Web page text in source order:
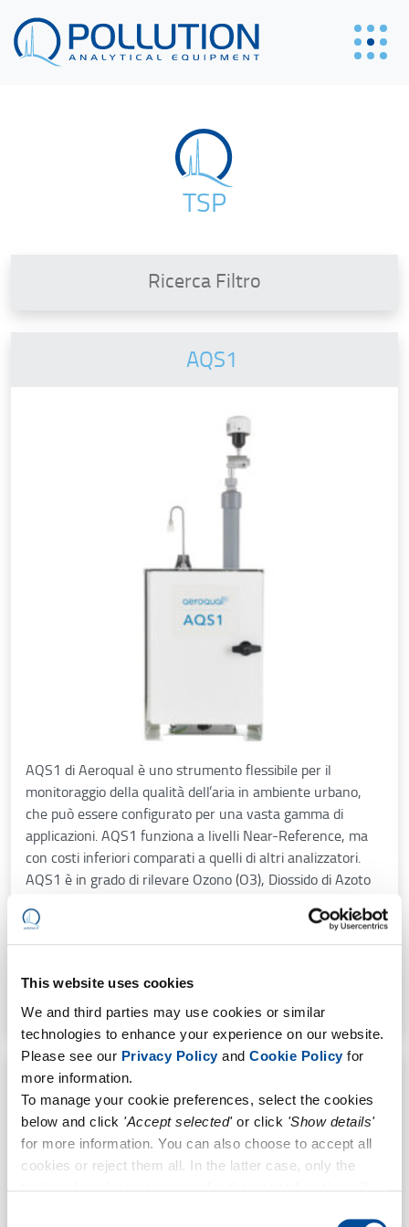
This website uses cookies
We and third parties may use cookies or similar
technologies to enhance your experience on our website.
Please see our Privacy Policyand Cookie Policyfor
more information.
To manage your cookie preferences, select the cookies
below and click 'Accept selected'or click 'Show details'
for more information. You can also choose to accept all
cookies or reject them all. In the latter case, only the
TSP
Ricerca Filtro
AQS1
AQS1 di Aeroqual è uno strumento flessibile per il
monitoraggio della qualità dell’aria in ambiente urbano,
che può essere configurato per una vasta gamma di
applicazioni. AQS1 funziona a livelli Near-Reference, ma
con costi inferiori comparati a quelli di altri analizzatori.
AQS1 è in grado di rilevare Ozono (O3), Diossido di Azoto
Tecnologie:EC, Nephelometry, OPC, PID, SC
VOC
Brands:Aeroqual